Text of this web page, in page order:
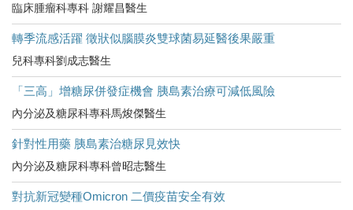
臨床腫瘤科專科 謝耀昌醫生
轉季流感活躍 徵狀似腦膜炎雙球菌易延醫後果嚴重
兒科專科劉成志醫生
「三高」增糖尿併發症機會 胰島素治療可減低風險
內分泌及糖尿科專科馬焌傑醫生
針對性用藥 胰島素治糖尿見效快
內分泌及糖尿科專科曾昭志醫生
對抗新冠變種Omicron 二價疫苗安全有效